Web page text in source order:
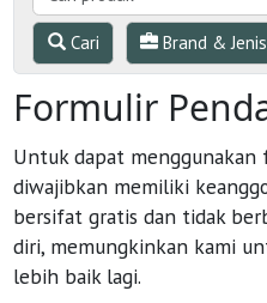
Cari Brand &
Formulir
Untuk dapat menggunakan
diwajibkan memiliki
bersifat gratis dan tidak
diri, memungkinkan kami
lebih baik lagi.